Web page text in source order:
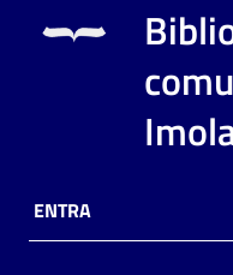
Risorse
online
ENTRA